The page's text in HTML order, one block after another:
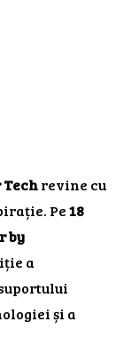
Techrevine cu
Pe18
by
a
și a